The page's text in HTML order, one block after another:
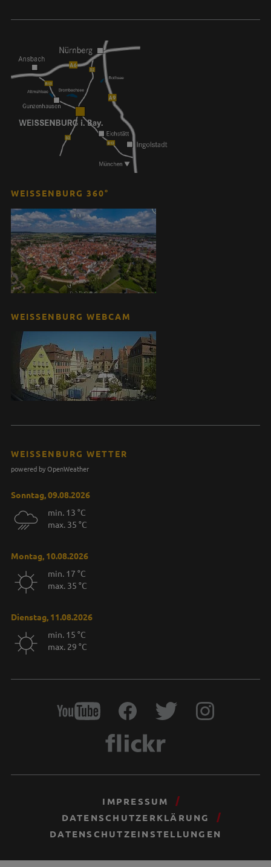
WEISSENBURG 360°
WEISSENBURG WEBCAM
WEISSENBURG WETTER
powered by OpenWeather
Sonntag, 09.08.2026
min. 13 °C
max. 35 °C
Montag, 10.08.2026
min. 17 °C
max. 35 °C
Dienstag, 11.08.2026
min. 15 °C
max. 29 °C
IMPRESSUM
DATENSCHUTZERKLÄRUNG
DATENSCHUTZEINSTELLUNGEN